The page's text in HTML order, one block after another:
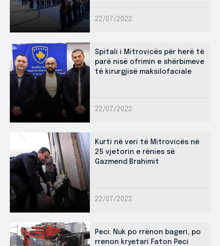
22/07/2022
Spitali i Mitrovicës për herë të
parë nisë ofrimin e shërbimeve
të kirurgjisë maksilofaciale
22/07/2022
Kurti në veri të Mitrovicës në
25 vjetorin e rënies së
Gazmend Brahimit
22/07/2022
Peci: Nuk po rrënon bageri, po
rrenon kryetari Faton Peci